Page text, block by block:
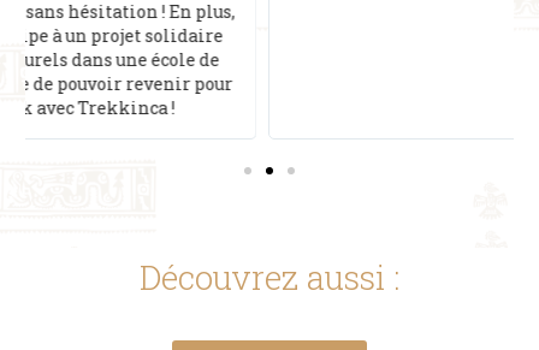
Découvrez aussi :